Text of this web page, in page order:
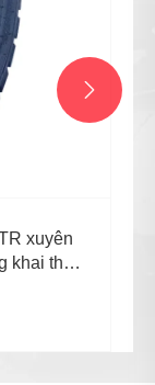
xuyên
khai thác
